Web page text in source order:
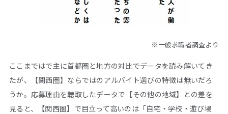
※一般求職者調査より
ここまではで主に首都圏と地方の対比でデータを読み解いてき
たが、【関西圏】ならではのアルバイト選びの特徴は無いだろ
うか。応募理由を聴取したデータで【その他の地域】との差を
見ると、【関西圏】で目立って高いのは「自宅・学校・遊び場